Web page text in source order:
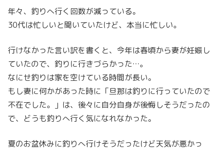
年々、釣りへ行く回数が減っている。
30代は忙しいと聞いていたけど、本当に忙しい。
行けなかった言い訳を書くと、今年は春頃から妻が妊娠し
ていたので、釣りに行きづらかった…。
なにせ釣りは家を空けている時間が長い。
もし妻に何かがあった時に「旦那は釣りに行っていたので
不在でした。」は、後々に自分自身が後悔しそうだったの
で、どうも釣りへ行く気になれなかった。
夏のお盆休みに釣りへ行けそうだったけど天気が悪かっ